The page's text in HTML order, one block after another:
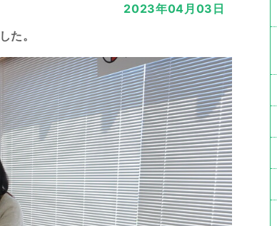
2023年04月03日
た。